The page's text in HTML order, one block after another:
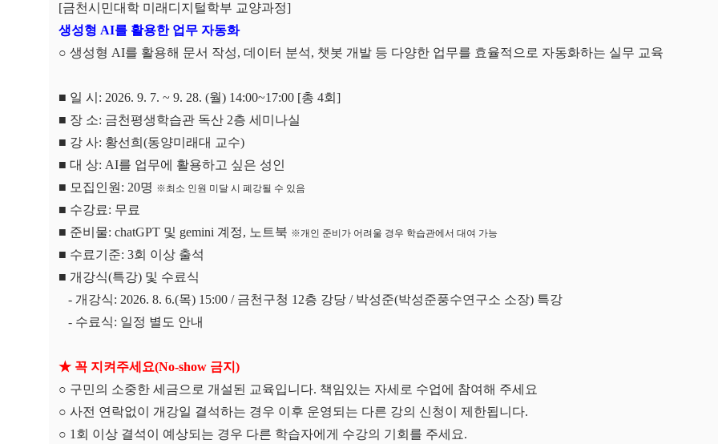
[금천시민대학 미래디지털학부 교양과정]
생성형 AI를 활용한 업무 자동화
○ 생성형 AI를 활용해 문서 작성, 데이터 분석, 챗봇 개발 등 다양한 업무를 효율적으로 자동화하는 실무 교육
■ 일 시 : 2026. 9. 7. ~ 9. 28. (월) 14:00~17:00 [총 4회 ]
■ 장 소: 금천평생학습관 독산 2층 세미나실
■ 강 사: 황선희(동양미래대 교수)
■ 대 상: AI를 업무에 활용하고 싶은 성인
■ 모집인원 : 20명 ※최소 인원 미달 시 폐강될 수 있음
■ 수강료: 무료
■ 준비물: chatGPT 및 gemini 계정, 노트북 ※개인 준비가 어려울 경우 학습관에서 대여 가능
■ 수료기준: 3회 이상 출석
■ 개강식(특강) 및 수료식
- 개강식: 2026. 8. 6.(목) 15:00 / 금천구청 12층 강당 / 박성준(박성준풍수연구소 소장) 특강
- 수료식: 일정 별도 안내
★ 꼭 지켜주세요(No-show 금지 )
○ 구민의 소중한 세금으로 개설된 교육입니다. 책임있는 자세로 수업에 참여해 주세요
○ 사전 연락없이 개강일 결석하는 경우 이후 운영되는 다른 강의 신청이 제한됩니다.
○ 1 회 이상 결석이 예상되는 경우 다른 학습자에게 수강의 기회를 주세요.